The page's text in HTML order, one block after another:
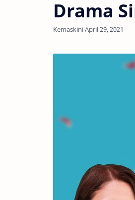
Drama